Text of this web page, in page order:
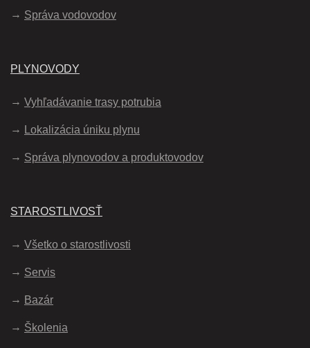
Správa vodovodov
PLYNOVODY
Vyhľadávanie trasy potrubia
Lokalizácia úniku plynu
Správa plynovodov a produktovodov
STAROSTLIVOSŤ
Všetko o starostlivosti
Servis
Bazár
Školenia